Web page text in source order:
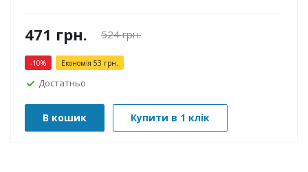
471 грн. 524грн.
-10% Економія 53 грн.
Достатньо
В кошик Купити в 1 клік